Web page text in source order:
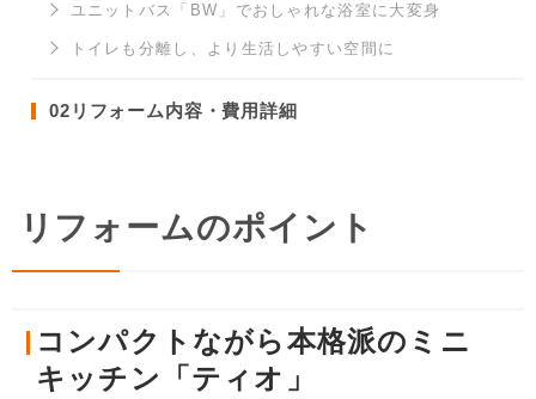
ユニットバス「BW」でおしゃれな浴室に大変身
トイレも分離し、より生活しやすい空間に
02 リフォーム内容・費用詳細
リフォームのポイント
コンパクトながら本格派のミニ
キッチン「ティオ」